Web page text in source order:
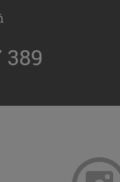
389
lub zamykając
z dnia 27 kwietnia
jako „RODO”).
we wszystkich